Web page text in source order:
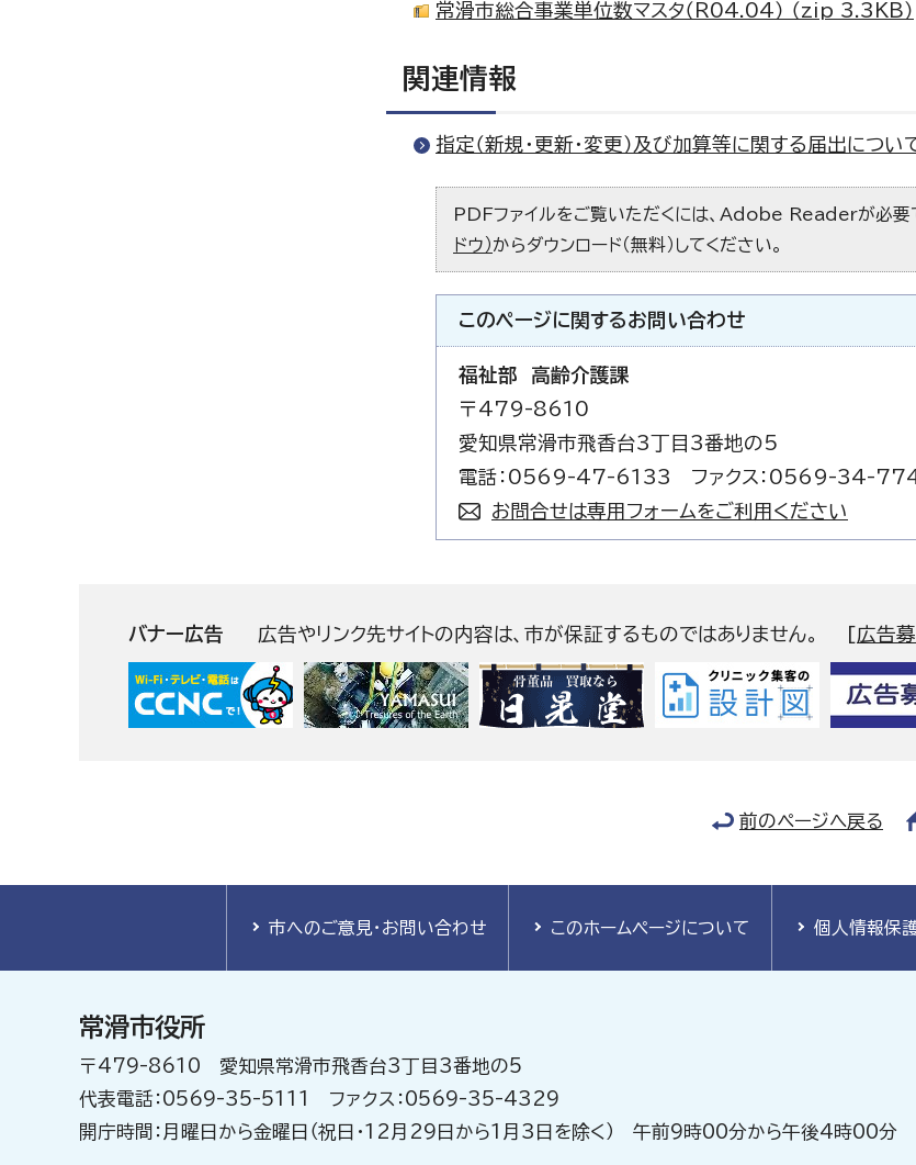
常滑市総合事業単位数マスタ（R04.04） （zip 3.3KB）
関連情報
指定（新規・更新・変更）及び加算等に関する届出につい
PDFファイルをご覧いただくには、Adobe Readerが必要
ドウ）からダウンロード（無料）してください。
このページに関するお問い合わせ
福祉部 高齢介護課
〒479-8610
愛知県常滑市飛香台3丁目3番地の5
電話：0569-47-6133 ファクス：0569-34-
お問合せは専用フォームをご利用ください
バナー広告 広告やリンク先サイトの内容は、市が保証するものではありません。 [広告
前のページへ戻る
市へのご意見・お問い合わせ このホームページについて 個人情報保
常滑市役所
〒479-8610 愛知県常滑市飛香台3丁目3番地の5
代表電話：0569-35-5111 ファクス：0569-35-4329
開庁時間：月曜日から金曜日（祝日・12月29日から1月3日を除く） 午前9時00分から午後4時00分